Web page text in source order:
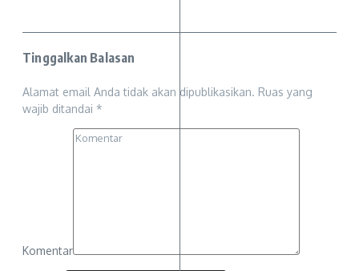
Tinggalkan Balasan
Alamat email Anda tidak akan dipublikasikan. Ruas yang
wajib ditandai *
Komentar